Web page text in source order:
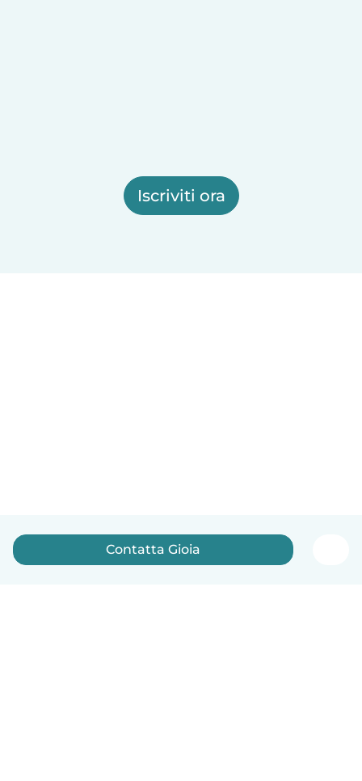
Iscriviti ora
Contatta Gioia